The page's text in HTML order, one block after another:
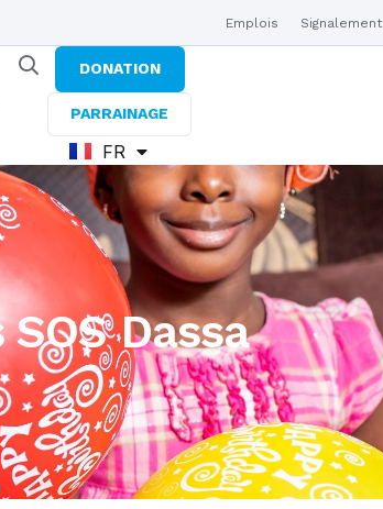
Emplois Signalement
FR
EN
PARRAINAGE
DONATION
Dassa